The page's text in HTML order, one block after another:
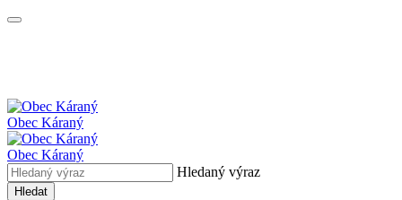
Obec Káraný
Obec Káraný
Hledaný výraz
Hledat